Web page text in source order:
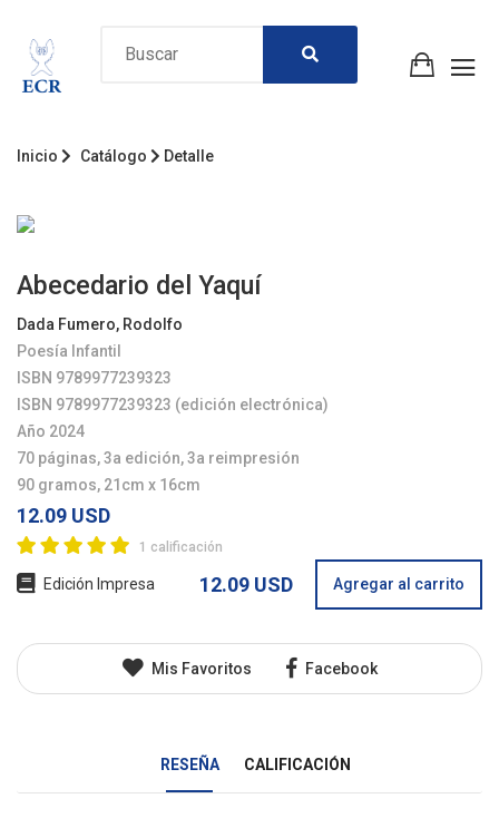
Inicio Catálogo Detalle
Abecedario del Yaquí
Dada Fumero, Rodolfo
Poesía Infantil
ISBN 9789977239323
ISBN 9789977239323 (edición electrónica)
Año 2024
70 páginas, 3a edición, 3a reimpresión
90 gramos, 21cm x 16cm
12.09 USD
1 calificación
Edición Impresa 12.09 USD Agregar al carrito
Mis Favoritos Facebook
RESEÑA CALIFICACIÓN